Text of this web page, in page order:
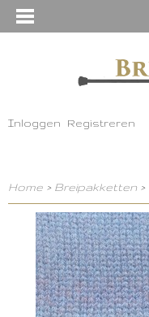
Inloggen Registreren
Home > Breipakketten >